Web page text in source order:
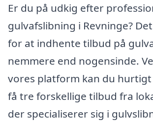
Er du på udkig efter
gulvafslibning i Revninge?
for at indhente tilbud på
nemmere end nogensinde.
vores platform kan du
få tre forskellige tilbud fra
der specialiserer sig i